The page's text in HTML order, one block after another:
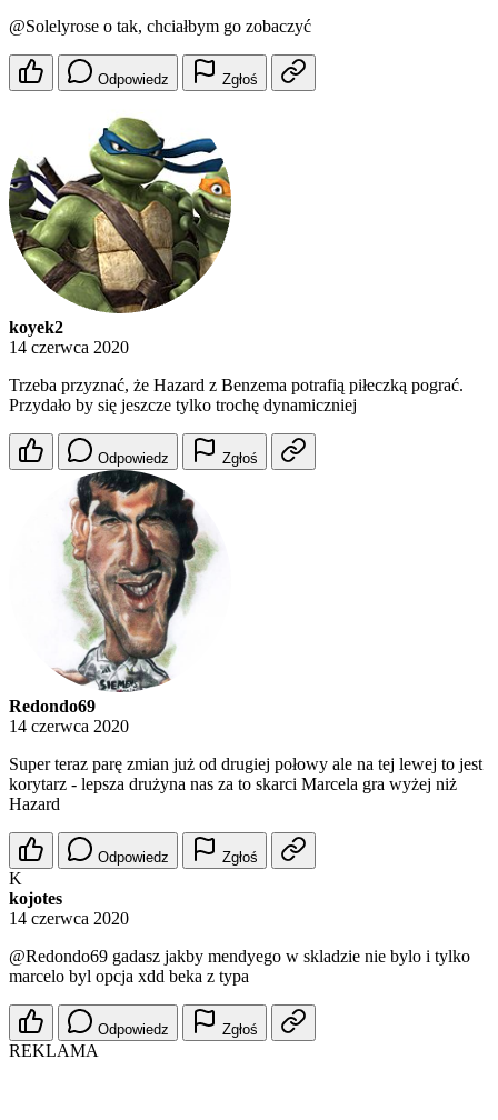
@Solelyrose o tak, chciałbym go zobaczyć
Odpowiedz Zgłoś
koyek2
14 czerwca 2020
Trzeba przyznać, że Hazard z Benzema potrafią piłeczką pograć.
Przydało by się jeszcze tylko trochę dynamiczniej
Odpowiedz Zgłoś
Redondo69
14 czerwca 2020
Super teraz parę zmian już od drugiej połowy ale na tej lewej to jest
korytarz - lepsza drużyna nas za to skarci Marcela gra wyżej niż
Hazard
Odpowiedz Zgłoś
K
kojotes
14 czerwca 2020
@Redondo69 gadasz jakby mendyego w skladzie nie bylo i tylko
marcelo byl opcja xdd beka z typa
Odpowiedz Zgłoś
REKLAMA